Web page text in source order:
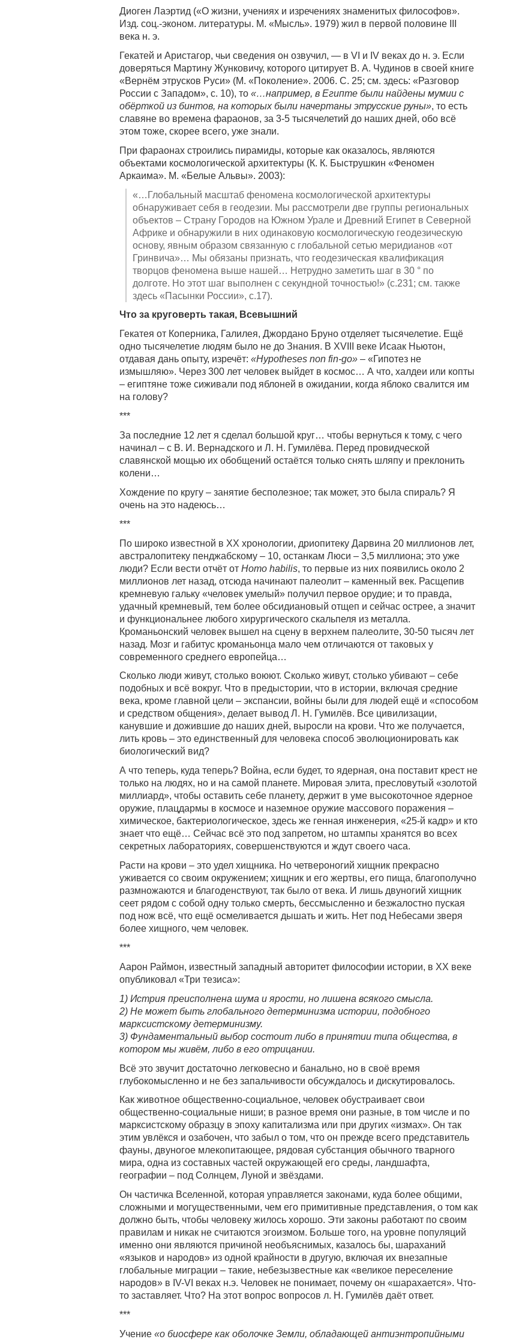
Диоген Лаэртид («О жизни, учениях и изречениях знаменитых философов».
Изд. соц.-эконом. литературы. М. «Мысль». 1979) жил в первой половине III
века н. э.
Гекатей и Аристагор, чьи сведения он озвучил, — в VI и IV веках до н. э. Если
доверяться Мартину Жунковичу, которого цитирует В. А. Чудинов в своей книге
«Вернём этрусков Руси» (М. «Поколение». 2006. С. 25; см. здесь: «Разговор
России с Западом», с. 10), то «…например, в Египте были найдены мумии с
обёрткой из бинтов, на которых были начертаны этрусские руны», то есть
славяне во времена фараонов, за 3-5 тысячелетий до наших дней, обо всё
этом тоже, скорее всего, уже знали.
При фараонах строились пирамиды, которые как оказалось, являются
объектами космологической архитектуры (К. К. Быструшкин «Феномен
Аркаима». М. «Белые Альвы». 2003):
«…Глобальный масштаб феномена космологической архитектуры
обнаруживает себя в геодезии. Мы рассмотрели две группы региональных
объектов – Страну Городов на Южном Урале и Древний Египет в Северной
Африке и обнаружили в них одинаковую космологическую геодезическую
основу, явным образом связанную с глобальной сетью меридианов «от
Гринвича»… Мы обязаны признать, что геодезическая квалификация
творцов феномена выше нашей… Нетрудно заметить шаг в 30 ° по
долготе. Но этот шаг выполнен с секундной точностью!» (с.231; см. также
здесь «Пасынки России», с.17).
Что за круговерть такая, Всевышний
Гекатея от Коперника, Галилея, Джордано Бруно отделяет тысячелетие. Ещё
одно тысячелетие людям было не до Знания. В XVIII веке Исаак Ньютон,
отдавая дань опыту, изречёт: «Hypotheses non fin-go» – «Гипотез не
измышляю». Через 300 лет человек выйдет в космос… А что, халдеи или копты
– египтяне тоже сиживали под яблоней в ожидании, когда яблоко свалится им
на голову?
***
За последние 12 лет я сделал большой круг… чтобы вернуться к тому, с чего
начинал – с В. И. Вернадского и Л. Н. Гумилёва. Перед провидческой
славянской мощью их обобщений остаётся только снять шляпу и преклонить
колени…
Хождение по кругу – занятие бесполезное; так может, это была спираль? Я
очень на это надеюсь…
***
По широко известной в XX хронологии, дриопитеку Дарвина 20 миллионов лет,
австралопитеку пенджабскому – 10, останкам Люси – 3,5 миллиона; это уже
люди? Если вести отчёт от Homo habilis, то первые из них появились около 2
миллионов лет назад, отсюда начинают палеолит – каменный век. Расщепив
кремневую гальку «человек умелый» получил первое орудие; и то правда,
удачный кремневый, тем более обсидиановый отщеп и сейчас острее, а значит
и функциональнее любого хирургического скальпеля из металла.
Кроманьонский человек вышел на сцену в верхнем палеолите, 30-50 тысяч лет
назад. Мозг и габитус кроманьонца мало чем отличаются от таковых у
современного среднего европейца…
Сколько люди живут, столько воюют. Сколько живут, столько убивают – себе
подобных и всё вокруг. Что в предыстории, что в истории, включая средние
века, кроме главной цели – экспансии, войны были для людей ещё и «способом
и средством общения», делает вывод Л. Н. Гумилёв. Все цивилизации,
канувшие и дожившие до наших дней, выросли на крови. Что же получается,
лить кровь – это единственный для человека способ эволюционировать как
биологический вид?
А что теперь, куда теперь? Война, если будет, то ядерная, она поставит крест не
только на людях, но и на самой планете. Мировая элита, пресловутый «золотой
миллиард», чтобы оставить себе планету, держит в уме высокоточное ядерное
оружие, плацдармы в космосе и наземное оружие массового поражения –
химическое, бактериологическое, здесь же генная инженерия, «25-й кадр» и кто
знает что ещё… Сейчас всё это под запретом, но штампы хранятся во всех
секретных лабораториях, совершенствуются и ждут своего часа.
Расти на крови – это удел хищника. Но четвероногий хищник прекрасно
уживается со своим окружением; хищник и его жертвы, его пища, благополучно
размножаются и благоденствуют, так было от века. И лишь двуногий хищник
сеет рядом с собой одну только смерть, бессмысленно и безжалостно пуская
под нож всё, что ещё осмеливается дышать и жить. Нет под Небесами зверя
более хищного, чем человек.
***
Аарон Раймон, известный западный авторитет философии истории, в XX веке
опубликовал «Три тезиса»:
1) Истрия преисполнена шума и ярости, но лишена всякого смысла.
2) Не может быть глобального детерминизма истории, подобного
марксистскому детерминизму.
3) Фундаментальный выбор состоит либо в принятии типа общества, в
котором мы живём, либо в его отрицании.
Всё это звучит достаточно легковесно и банально, но в своё время
глубокомысленно и не без запальчивости обсуждалось и дискутировалось.
Как животное общественно-социальное, человек обустраивает свои
общественно-социальные ниши; в разное время они разные, в том числе и по
марксистскому образцу в эпоху капитализма или при других «измах». Он так
этим увлёкся и озабочен, что забыл о том, что он прежде всего представитель
фауны, двуногое млекопитающее, рядовая субстанция обычного тварного
мира, одна из составных частей окружающей его среды, ландшафта,
географии – под Солнцем, Луной и звёздами.
Он частичка Вселенной, которая управляется законами, куда более общими,
сложными и могущественными, чем его примитивные представления, о том как
должно быть, чтобы человеку жилось хорошо. Эти законы работают по своим
правилам и никак не считаются эгоизмом. Больше того, на уровне популяций
именно они являются причиной необъяснимых, казалось бы, шараханий
«языков и народов» из одной крайности в другую, включая их внезапные
глобальные миграции – такие, небезызвестные как «великое переселение
народов» в IV-VI веках н.э. Человек не понимает, почему он «шарахается». Что-
то заставляет. Что? На этот вопрос вопросов л. Н. Гумилёв даёт ответ.
***
Учение «о биосфере как оболочке Земли, обладающей антиэнтропийными